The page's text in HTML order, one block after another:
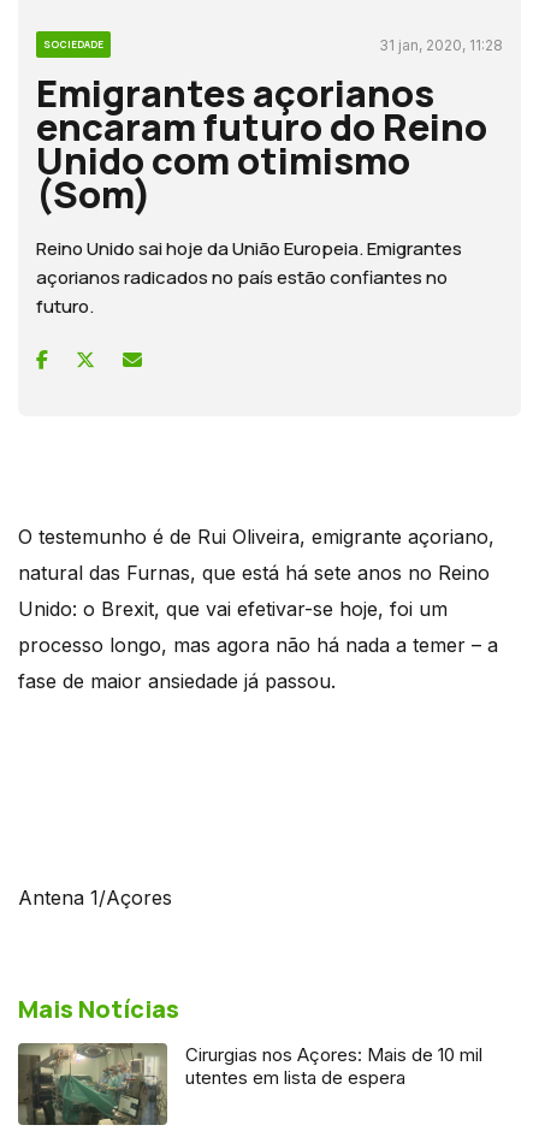
SOCIEDADE 31 jan, 2020, 11:28
Emigrantes açorianos
encaram futuro do Reino
Unido com otimismo
(Som)
Reino Unido sai hoje da União Europeia. Emigrantes
açorianos radicados no país estão confiantes no
futuro.
O testemunho é de Rui Oliveira, emigrante açoriano,
natural das Furnas, que está há sete anos no Reino
Unido: o Brexit, que vai efetivar-se hoje, foi um
processo longo, mas agora não há nada a temer – a
fase de maior ansiedade já passou.
Antena 1/Açores
Mais Notícias
Cirurgias nos Açores: Mais de 10 mil
utentes em lista de espera